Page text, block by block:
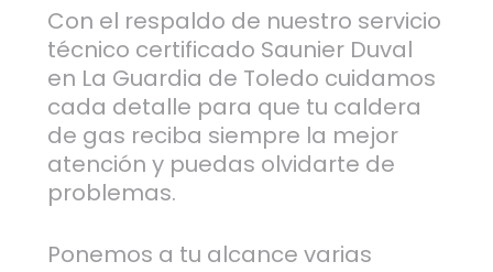
Con el respaldo de nuestro servicio
técnico certificado Saunier Duval
en La Guardia de Toledo cuidamos
cada detalle para que tu caldera
de gas reciba siempre la mejor
atención y puedas olvidarte de
problemas.
Ponemos a tu alcance varias